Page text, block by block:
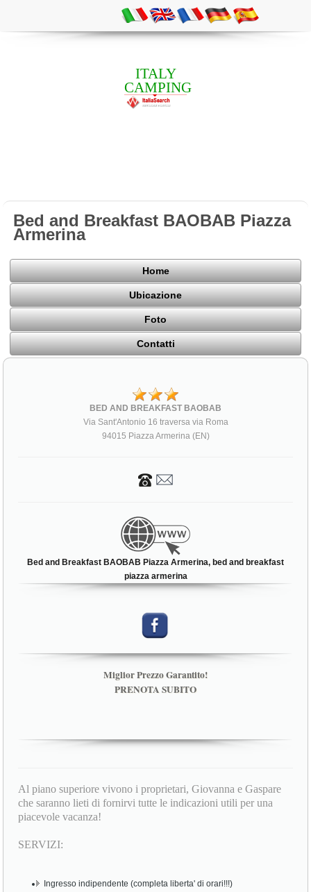
ITALY
CAMPING
Bed and Breakfast BAOBAB Piazza
Armerina
Home
Ubicazione
Foto
Contatti
BED AND BREAKFAST BAOBAB
Via Sant'Antonio 16 traversa via Roma
94015 Piazza Armerina (EN)
Bed and Breakfast BAOBAB Piazza Armerina, bed and breakfast
piazza armerina
Miglior Prezzo Garantito!
PRENOTA SUBITO
Al piano superiore vivono i proprietari, Giovanna e Gaspare
che saranno lieti di fornirvi tutte le indicazioni utili per una
piacevole vacanza!
SERVIZI:
Ingresso indipendente (completa liberta' di orari!!!)